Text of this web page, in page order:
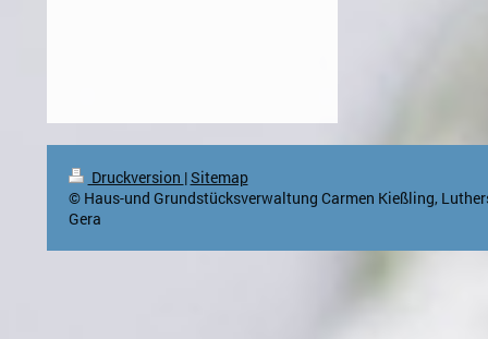
Druckversion |Sitemap
© Haus-und Grundstücksverwaltung Carmen Kießling,
Gera